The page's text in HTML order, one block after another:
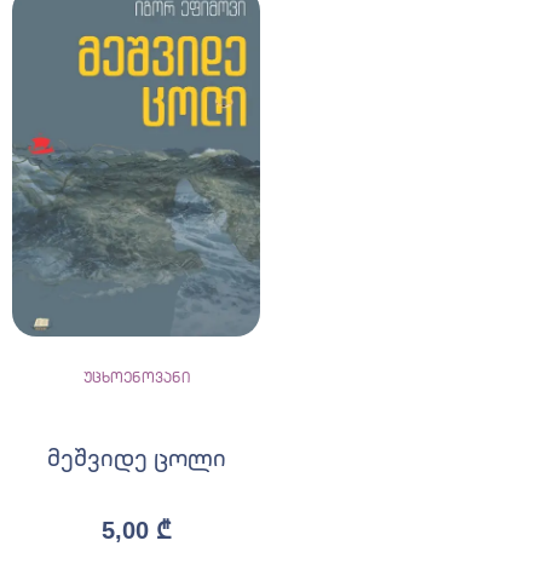
უცხოენოვანი
მეშვიდე ცოლი
5,00 ₾